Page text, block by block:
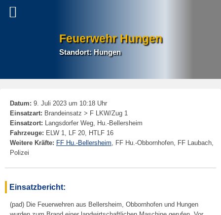
Feuerwehr Hungen
Standort: Hungen
Datum: 9. Juli 2023 um 10:18 Uhr
Einsatzart: Brandeinsatz > F LKW/Zug 1
Einsatzort: Langsdorfer Weg, Hu.-Bellersheim
Fahrzeuge: ELW 1, LF 20, HTLF 16
Weitere Kräfte: FF Hu.-Bellersheim, FF Hu.-Obbornhofen, FF Laubach,
Polizei
Einsatzbericht:
(pad) Die Feuerwehren aus Bellersheim, Obbornhofen und Hungen